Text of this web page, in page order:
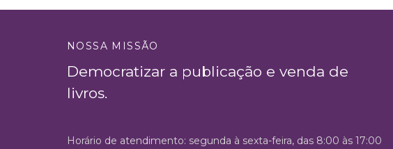
NOSSA MISSÃO
Democratizar a publicação e venda de
livros.
Horário de atendimento: segunda à sexta-feira, das 8:00 às 17:00